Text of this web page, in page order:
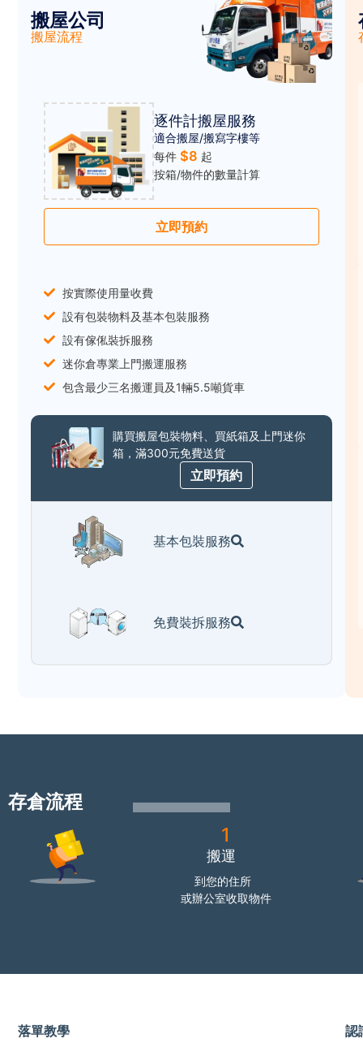
搬屋公司
搬屋流程
逐件計搬屋服務
適合搬屋/搬寫字樓等
每件$8 起
按箱/物件的數量計算
立即預約
按實際使用量收費
設有包裝物料及基本包裝服務
設有傢俬裝拆服務
迷你倉專業上門搬運服務
包含最少三名搬運員及1輛5.5噸貨車
購買搬屋包裝物料、買紙箱及上門迷你
箱，滿300元免費送貨
立即預約
基本包裝服務
免費裝拆服務
存倉流程
1
搬運
到您的住所
或辦公室收取物件
落單教學 認